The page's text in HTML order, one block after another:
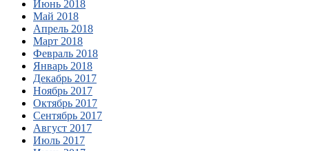
Июнь 2018
Май 2018
Апрель 2018
Март 2018
Февраль 2018
Январь 2018
Декабрь 2017
Ноябрь 2017
Октябрь 2017
Сентябрь 2017
Август 2017
Июль 2017